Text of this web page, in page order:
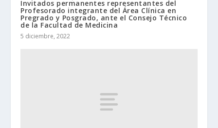
Invitados permanentes representantes del
Profesorado integrante del Área Clínica en
Pregrado y Posgrado, ante el Consejo Técnico
de la Facultad de Medicina
5 diciembre, 2022